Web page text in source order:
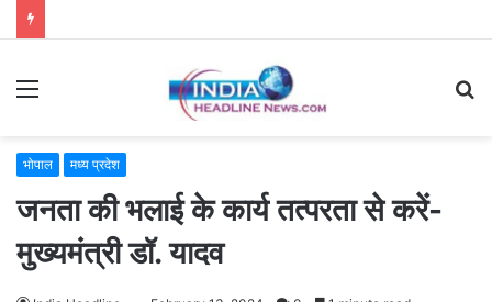
Menu
भोपाल मध्य प्रदेश
जनता की भलाई के कार्य तत्परता से करें-
मुख्यमंत्री डॉ. यादव